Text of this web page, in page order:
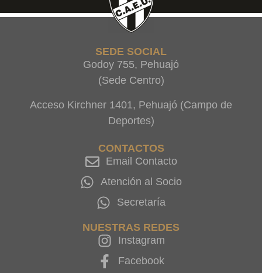
SEDE SOCIAL
Godoy 755, Pehuajó
(Sede Centro)
Acceso Kirchner 1401, Pehuajó (Campo de
Deportes)
CONTACTOS
Email Contacto
Atención al Socio
Secretaría
NUESTRAS REDES
Instagram
Facebook